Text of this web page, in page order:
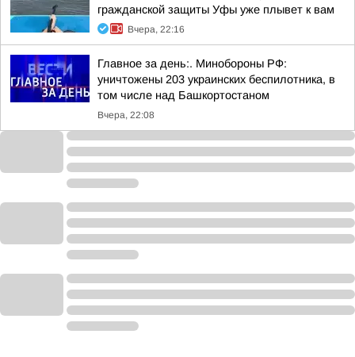
гражданской защиты Уфы уже плывет к вам
Вчера, 22:16
Главное за день:. Минобороны РФ:
уничтожены 203 украинских беспилотника, в
том числе над Башкортостаном
Вчера, 22:08